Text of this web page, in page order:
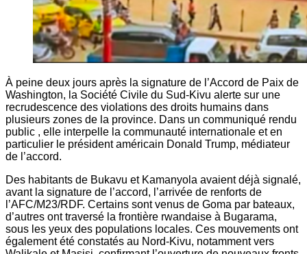
À peine deux jours après la signature de l’Accord de Paix de
Washington, la Société Civile du Sud-Kivu alerte sur une
recrudescence des violations des droits humains dans
plusieurs zones de la province. Dans un communiqué rendu
public , elle interpelle la communauté internationale et en
particulier le président américain Donald Trump, médiateur
de l’accord.
Des habitants de Bukavu et Kamanyola avaient déjà signalé,
avant la signature de l’accord, l’arrivée de renforts de
l’AFC/M23/RDF. Certains sont venus de Goma par bateaux,
d’autres ont traversé la frontière rwandaise à Bugarama,
sous les yeux des populations locales. Ces mouvements ont
également été constatés au Nord-Kivu, notamment vers